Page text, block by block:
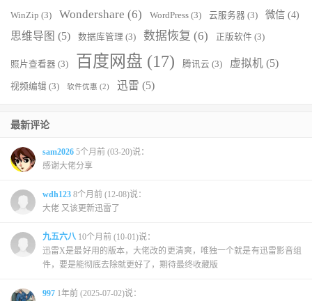
WinZip (3) Wondershare (6) WordPress (3) 云服务器 (3) 微信 (4)
思维导图 (5) 数据库管理 (3) 数据恢复 (6) 正版软件 (3)
照片查看器 (3) 百度网盘 (17) 腾讯云 (3) 虚拟机 (5)
视频编辑 (3) 软件优惠 (2) 迅雷 (5)
最新评论
sam2026 5个月前 (03-20)说：
感谢大佬分享
wdh123 8个月前 (12-08)说：
大佬 又该更新迅雷了
九五六八 10个月前 (10-01)说：
迅雷X是最好用的版本，大佬改的更清爽，唯独一个就是有迅雷影音组
件，要是能彻底去除就更好了，期待最终收藏版
997 1年前 (2025-07-02)说：